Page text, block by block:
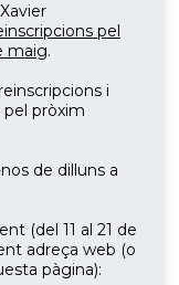
pel
maig.
i
pel pròxim
de dilluns a
(del 11 al 21 de
adreça web (o
pàgina):